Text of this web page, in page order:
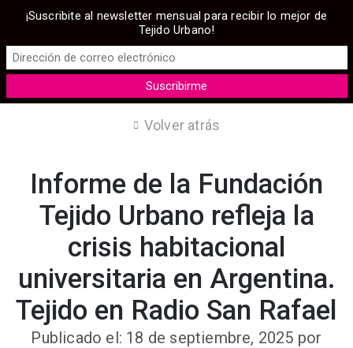
Volver atrás
Informe de la Fundación
Tejido Urbano refleja la
crisis habitacional
universitaria en Argentina.
Tejido en Radio San Rafael
Publicado el: 18 de septiembre, 2025 por
¡Suscribite al newsletter mensual para recibir lo mejor de
Tejido Urbano!